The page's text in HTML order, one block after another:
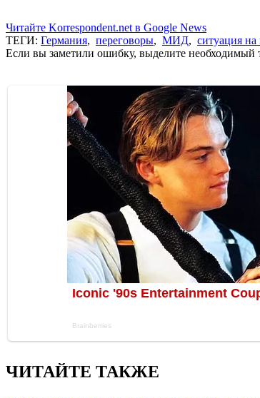
Читайте Korrespondent.net в Google News
ТЕГИ: Германия, переговоры, МИД, ситуация
Если вы заметили ошибку, выделите необходимый
ЧИТАЙТЕ ТАКЖЕ